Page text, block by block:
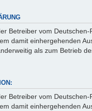
Betreiber vom
damit einhergehenden
als zum Betrieb
Betreiber vom
damit einhergehenden